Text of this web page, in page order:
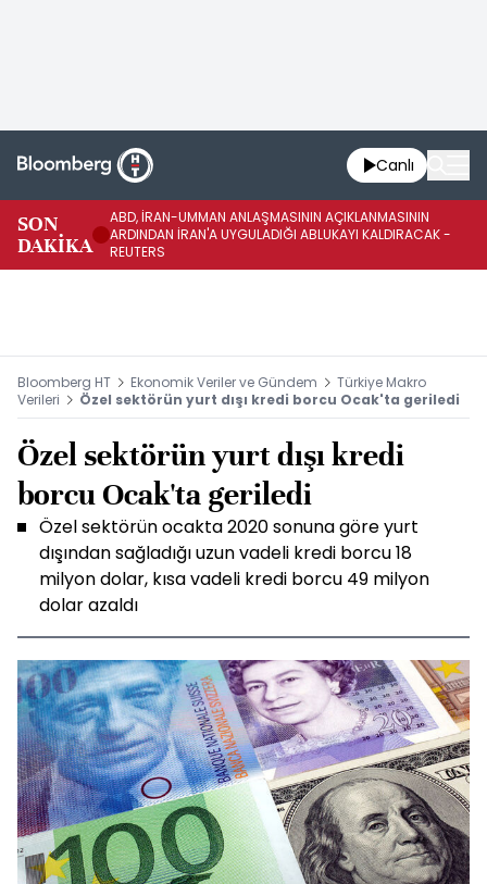
Canlı
SON
DAKİKA
ABD, İRAN-UMMAN ANLAŞMASININ AÇIKLANMASININ
ARDINDAN İRAN'A UYGULADIĞI ABLUKAYI KALDIRACAK -
REUTERS
Bloomberg HT Ekonomik Veriler ve Gündem
Türkiye Makro
Verileri
Özel sektörün yurt dışı kredi borcu Ocak'ta geriledi
Özel sektörün yurt dışı kredi
borcu Ocak'ta geriledi
Özel sektörün ocakta 2020 sonuna göre yurt
dışından sağladığı uzun vadeli kredi borcu 18
milyon dolar, kısa vadeli kredi borcu 49 milyon
dolar azaldı